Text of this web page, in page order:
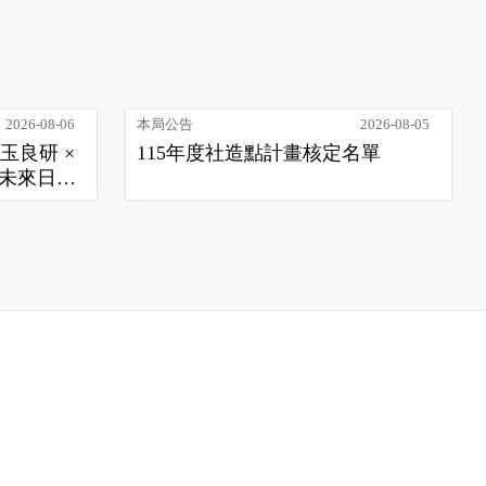
2026-08-06
良研 ×
來日
本局公告 2026-08-05
115年度社造點計畫核定名單